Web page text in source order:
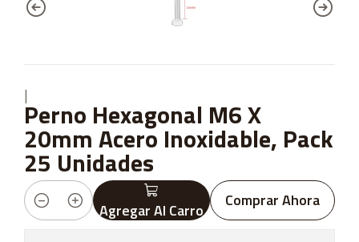
|
Perno Hexagonal M6 X
20mm Acero Inoxidable, Pack
25 Unidades
Cantidad Agregar Al Carro Comprar Ahora